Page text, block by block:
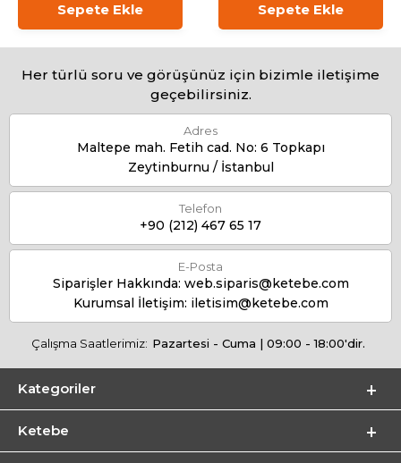
Sepete Ekle Sepete Ekle
Her türlü soru ve görüşünüz için bizimle iletişime
geçebilirsiniz.
Adres
Maltepe mah. Fetih cad. No: 6 Topkapı
Zeytinburnu / İstanbul
Telefon
+90 (212) 467 65 17
E-Posta
Siparişler Hakkında: web.siparis@ketebe.com
Kurumsal İletişim: iletisim@ketebe.com
Çalışma Saatlerimiz: Pazartesi - Cuma | 09:00 - 18:00'dir.
Kategoriler
Ketebe